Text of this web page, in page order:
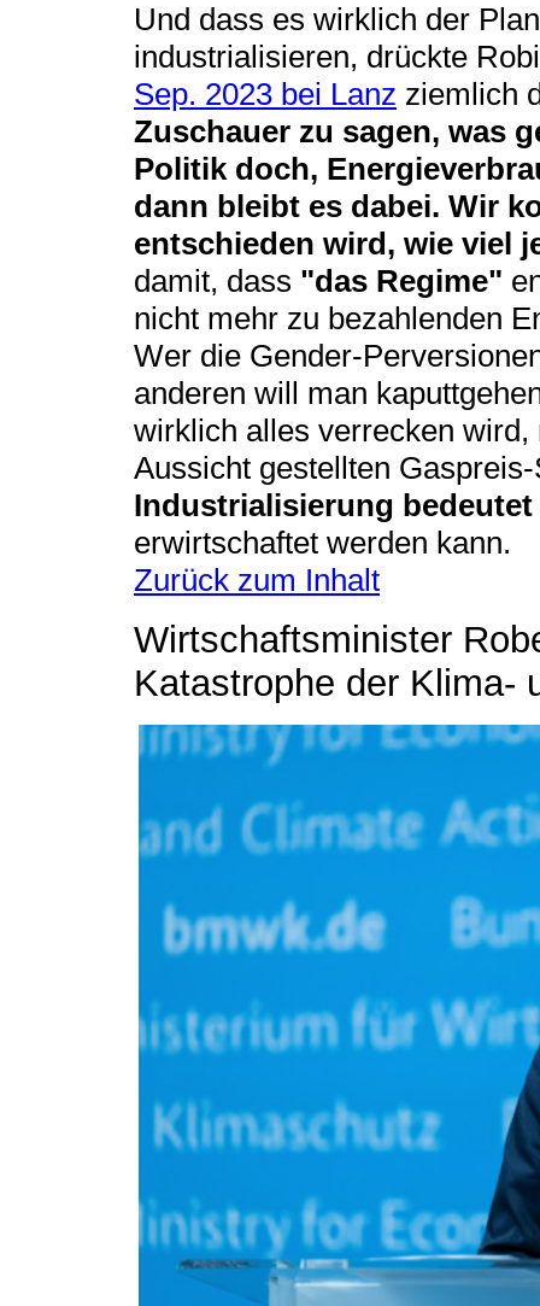
Und dass es wirklich der
industrialisieren, drückte
Sep. 2023 bei Lanz ziemlich
Zuschauer zu sagen, was
Politik doch,
dann bleibt es dabei. Wir
entschieden wird, wie viel
damit, dass "das Regime"
nicht mehr zu bezahlenden
Wer die Gender-
anderen will man
wirklich alles verrecken
Aussicht gestellten
Industrialisierung bedeutet
erwirtschaftet werden kann.
Zurück zum Inhalt
Wirtschaftsminister
Katastrophe der Klima-